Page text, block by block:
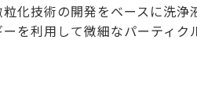
化技術の開発をベースに洗浄
を利用して微細なパーティク